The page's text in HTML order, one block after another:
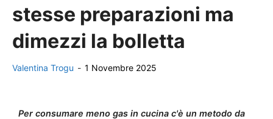
stesse preparazioni ma
dimezzi la bolletta
Valentina Trogu - 1 Novembre 2025
Per consumare meno gas in cucina c'è un metodo da